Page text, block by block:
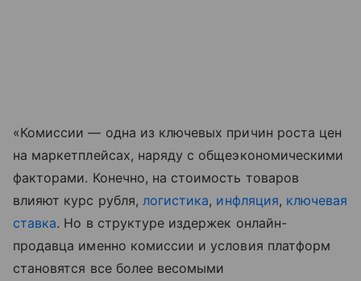
«Комиссии — одна из ключевых причин роста цен
на маркетплейсах, наряду с общеэкономическими
факторами. Конечно, на стоимость товаров
влияют курс рубля, логистика, инфляция, ключевая
ставка. Но в структуре издержек онлайн-
продавца именно комиссии и условия платформ
становятся все более весомыми